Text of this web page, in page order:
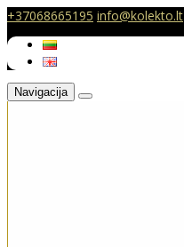
+37068665195 info@kolekto.lt
Navigacija